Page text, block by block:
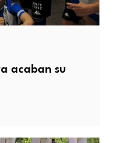
acaban su